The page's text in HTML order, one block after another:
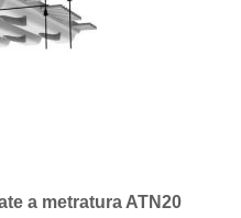
a metratura ATN20